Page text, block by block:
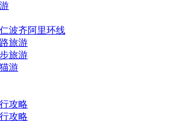
波齐阿里环线
旅游
旅游
游
攻略
攻略